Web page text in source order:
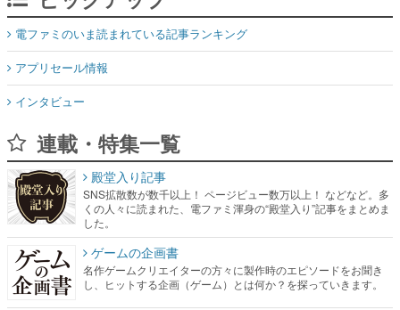
電ファミのいま読まれている記事ランキング
アプリセール情報
インタビュー
連載・特集一覧
殿堂入り記事
SNS拡散数が数千以上！ ページビュー数万以上！ などなど。多
くの人々に読まれた、電ファミ渾身の“殿堂入り”記事をまとめま
した。
ゲームの企画書
名作ゲームクリエイターの方々に製作時のエピソードをお聞き
し、ヒットする企画（ゲーム）とは何か？を探っていきます。